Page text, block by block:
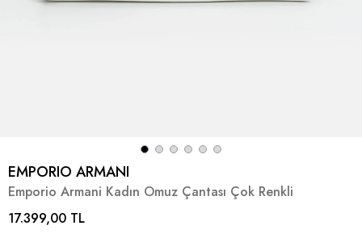
EMPORIO ARMANI
Emporio Armani Kadın Omuz Çantası Çok Renkli
17.399,00 TL